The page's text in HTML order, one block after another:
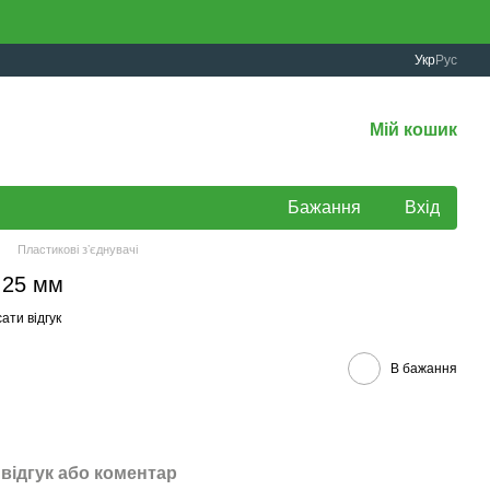
УкрРус
Мій кошик
Бажання Вхід
Пластикові зʼєднувачі
25 мм
відгук
В бажання
або коментар